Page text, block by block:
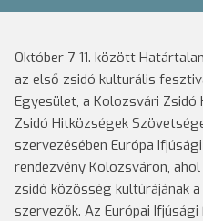
Október 7-11. között
az első zsidó kulturális
Egyesület, a Kolozsvári
Zsidó Hitközségek
szervezésében Európa
rendezvény Kolozsváron,
zsidó közösség kultúrájának
szervezők. Az Európai